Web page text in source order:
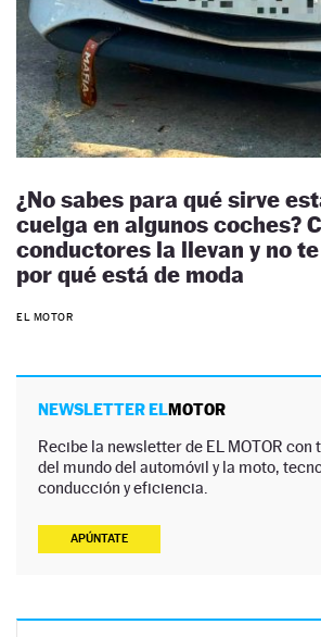
¿No sabes para qué sirve
cuelga en algunos coches?
conductores la llevan y no
por qué está de moda
EL MOTOR
NEWSLETTER ELMOTOR
Recibe la newsletter de EL MOTOR
del mundo del automóvil y la moto,
conducción y eficiencia.
APÚNTATE